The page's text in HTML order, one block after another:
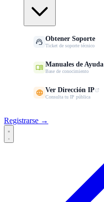
 Obtener Soporte
Ticket de soporte técnico
 Manuales de Ayuda
Base de conocimiento
 Ver Dirección IP
Consulta tu IP pública
Registrarse →